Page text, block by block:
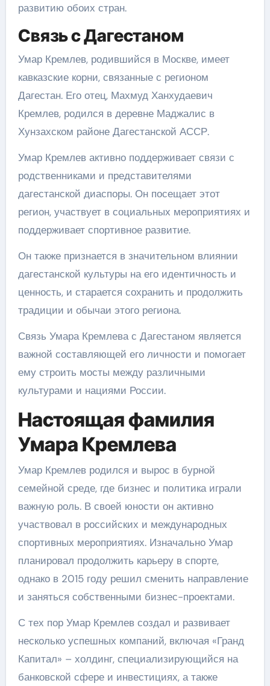
развитию обоих стран.
Связь с Дагестаном
Умар Кремлев, родившийся в Москве, имеет
кавказские корни, связанные с регионом
Дагестан. Его отец, Махмуд Ханхудаевич
Кремлев, родился в деревне Маджалис в
Хунзахском районе Дагестанской АССР.
Умар Кремлев активно поддерживает связи с
родственниками и представителями
дагестанской диаспоры. Он посещает этот
регион, участвует в социальных мероприятиях и
поддерживает спортивное развитие.
Он также признается в значительном влиянии
дагестанской культуры на его идентичность и
ценность, и старается сохранить и продолжить
традиции и обычаи этого региона.
Связь Умара Кремлева с Дагестаном является
важной составляющей его личности и помогает
ему строить мосты между различными
культурами и нациями России.
Настоящая фамилия
Умара Кремлева
Умар Кремлев родился и вырос в бурной
семейной среде, где бизнес и политика играли
важную роль. В своей юности он активно
участвовал в российских и международных
спортивных мероприятиях. Изначально Умар
планировал продолжить карьеру в спорте,
однако в 2015 году решил сменить направление
и заняться собственными бизнес-проектами.
С тех пор Умар Кремлев создал и развивает
несколько успешных компаний, включая «Гранд
Капитал» – холдинг, специализирующийся на
банковской сфере и инвестициях, а также